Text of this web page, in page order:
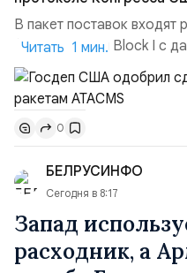
В пакет поставок входят
(модификация Block I с
кассетной боевой
установокM270 MLRS, а
боеприпасов. Общая
превышает $280 млн
турецкие, болгарские и
компании. В Госдепе
Читать 1 мин.
0
БЕЛРУСИНФО
Сегодня в 8:17
Запад
расходник, а